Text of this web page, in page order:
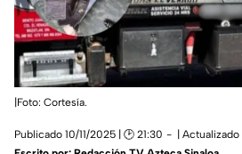
|Foto: Cortesía.
Publicado 10/11/2025 | 🕑 21:30 |